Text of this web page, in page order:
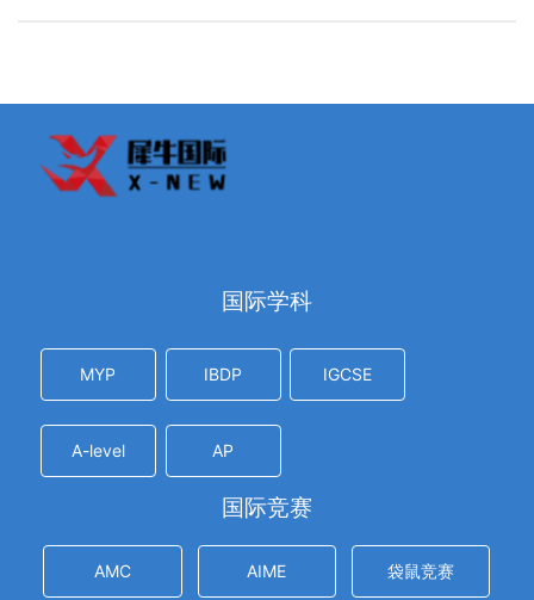
国际学科
MYP IBDP IGCSE
A-level AP
国际竞赛
AMC AIME 袋鼠竞赛